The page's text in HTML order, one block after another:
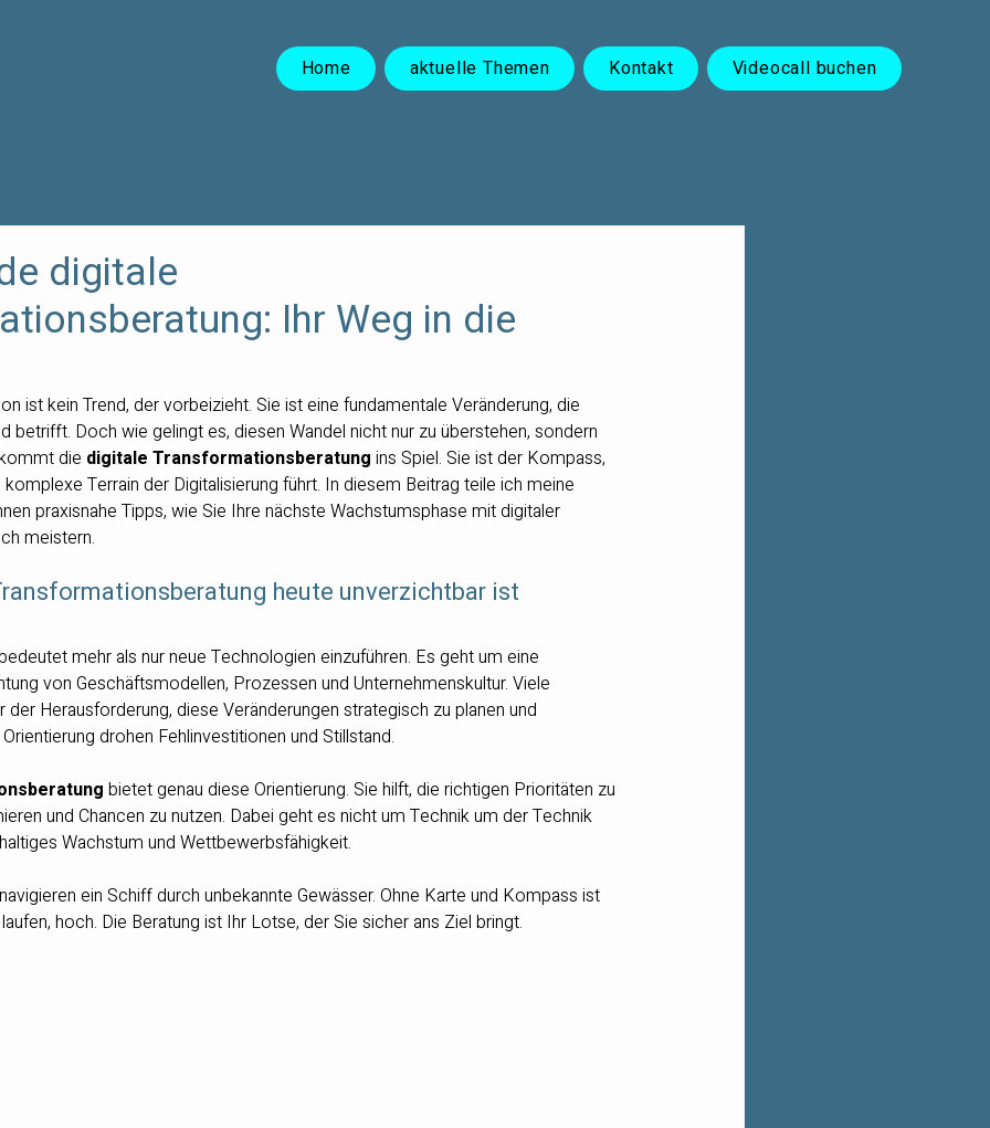
Home aktuelle Themen Kontakt Videocall buchen
digitale
Ihr Weg in die
ist kein Trend, der vorbeizieht. Sie ist eine fundamentale Veränderung, die
betrifft. Doch wie gelingt es, diesen Wandel nicht nur zu überstehen, sondern
die digitale Transformationsberatung ins Spiel. Sie ist der Kompass,
Terrain der Digitalisierung führt. In diesem Beitrag teile ich meine
praxisnahe Tipps, wie Sie Ihre nächste Wachstumsphase mit digitaler
meistern.
heute unverzichtbar ist
mehr als nur neue Technologien einzuführen. Es geht um eine
von Geschäftsmodellen, Prozessen und Unternehmenskultur. Viele
Herausforderung, diese Veränderungen strategisch zu planen und
drohen Fehlinvestitionen und Stillstand.
bietet genau diese Orientierung. Sie hilft, die richtigen Prioritäten zu
und Chancen zu nutzen. Dabei geht es nicht um Technik um der Technik
Wachstum und Wettbewerbsfähigkeit.
ein Schiff durch unbekannte Gewässer. Ohne Karte und Kompass ist
hoch. Die Beratung ist Ihr Lotse, der Sie sicher ans Ziel bringt.